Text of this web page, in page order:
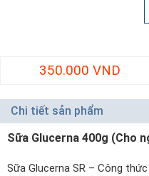
350.000 VND
Chi tiết sản phẩm
Sữa Glucerna 400g (Cho
Sữa Glucerna SR – Công